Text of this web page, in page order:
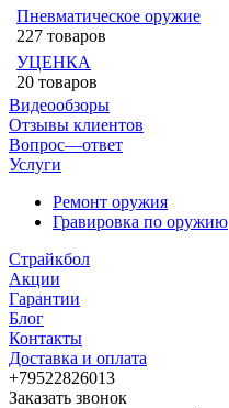
Пневматическое оружие
227 товаров
УЦЕНКА
20 товаров
Видеообзоры
Отзывы клиентов
Вопрос—ответ
Услуги
Ремонт оружия
Гравировка по оружию
Страйкбол
Акции
Гарантии
Блог
Контакты
Доставка и оплата
+79522826013
Заказать звонок